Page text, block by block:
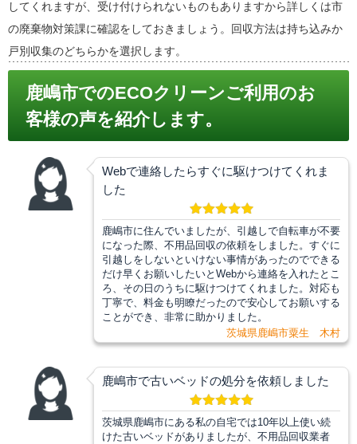
してくれますが、受け付けられないものもありますから詳しくは市
の廃棄物対策課に確認をしておきましょう。回収方法は持ち込みか
戸別収集のどちらかを選択します。
鹿嶋市でのECOクリーンご利用のお
客様の声を紹介します。
Webで連絡したらすぐに駆けつけてくれま
した
鹿嶋市に住んでいましたが、引越しで自転車が不要
になった際、不用品回収の依頼をしました。すぐに
引越しをしないといけない事情があったのでできる
だけ早くお願いしたいとWebから連絡を入れたとこ
ろ、その日のうちに駆けつけてくれました。対応も
丁寧で、料金も明瞭だったので安心してお願いする
ことができ、非常に助かりました。
茨城県鹿嶋市粟生 木村
鹿嶋市で古いベッドの処分を依頼しました
茨城県鹿嶋市にある私の自宅では10年以上使い続
けた古いベッドがありましたが、不用品回収業者